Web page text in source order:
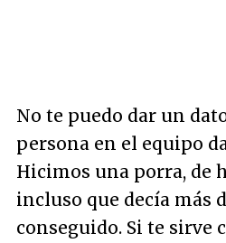
No te puedo dar un
persona en el equipo
Hicimos una porra, de
incluso que decía más
conseguido. Si te sirve